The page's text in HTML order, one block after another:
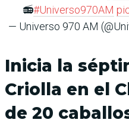
📻#Universo970AM
— Universo 970 AM
Inicia la
Criolla en el
de 20